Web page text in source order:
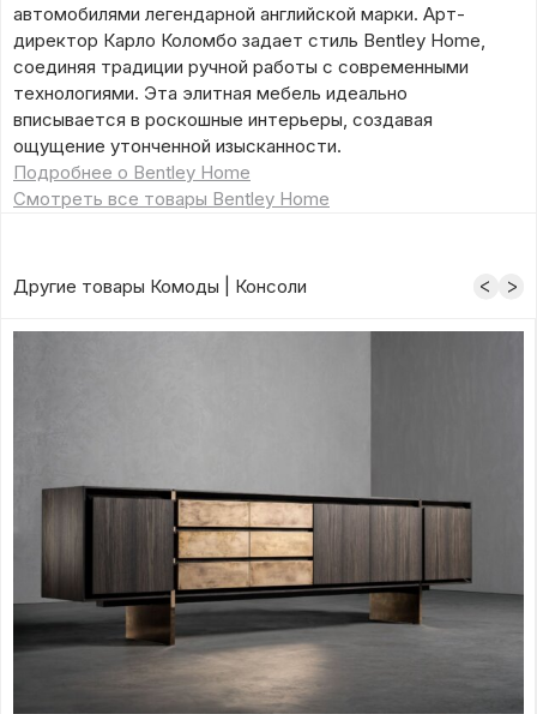
автомобилями легендарной английской марки. Арт-
директор Карло Коломбо задает стиль Bentley Home,
соединяя традиции ручной работы с современными
технологиями. Эта элитная мебель идеально
вписывается в роскошные интерьеры, создавая
ощущение утонченной изысканности.
Подробнее о Bentley Home
Смотреть все товары Bentley Home
Другие товары Комоды | Консоли